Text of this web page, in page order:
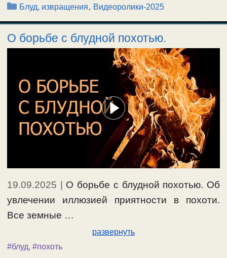
Рубрики
Блуд, извращения, Видеоролики-2025
О борьбе с блудной похотью.
19.09.2025
О борьбе с блудной похотью. Об
увлечении иллюзией приятности в похоти.
Все земные …
развернуть
#блуд, #похоть